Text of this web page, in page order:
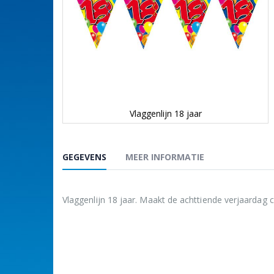
Vlaggenlijn 18 jaar
begin
van
afbeeldingen-
gallerij
GEGEVENS
Vlaggenlijn 18 jaar. Maakt de achttiende verjaardag
MEER INFORMATIE